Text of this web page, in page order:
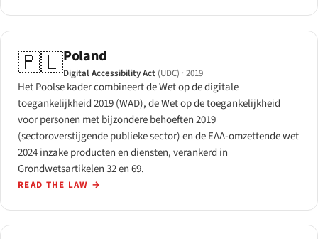
🇵🇱Poland
Digital Accessibility Act (UDC) · 2019
Het Poolse kader combineert de Wet op de digitale
toegankelijkheid 2019 (WAD), de Wet op de toegankelijkheid
voor personen met bijzondere behoeften 2019
(sectoroverstijgende publieke sector) en de EAA-omzettende wet
2024 inzake producten en diensten, verankerd in
Grondwetsartikelen 32 en 69.
READ THE LAW →